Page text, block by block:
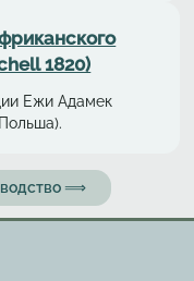
1820)
Ежи Адамек
⟹